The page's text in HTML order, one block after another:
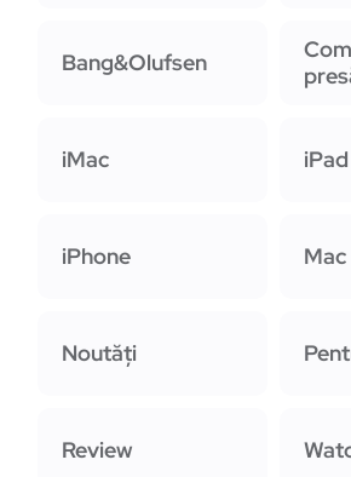
Bang&Olufsen
iMac iPad
iPhone Mac
Noutăți
Review